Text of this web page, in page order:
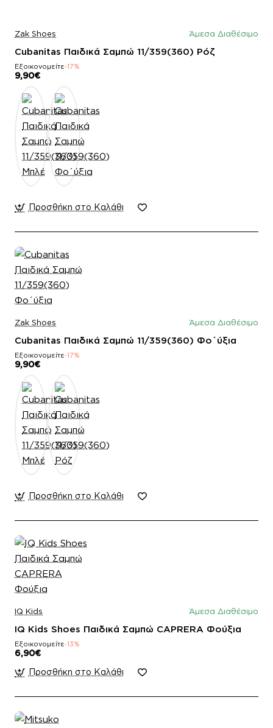
Zak Shoes Άμεσα Διαθέσιμο
Cubanitas Παιδικά Σαμπώ 11/359(360) Ρόζ
Εξοικονομείτε-17%
9,90€
Προσθήκη στο Καλάθι
Zak Shoes Άμεσα Διαθέσιμο
Cubanitas Παιδικά Σαμπώ 11/359(360) Φο΄ύξια
Εξοικονομείτε-17%
9,90€
Προσθήκη στο Καλάθι
IQ Kids Άμεσα Διαθέσιμο
IQ Kids Shoes Παιδικά Σαμπώ CAPRERA Φούξια
Εξοικονομείτε-13%
6,90€
Προσθήκη στο Καλάθι